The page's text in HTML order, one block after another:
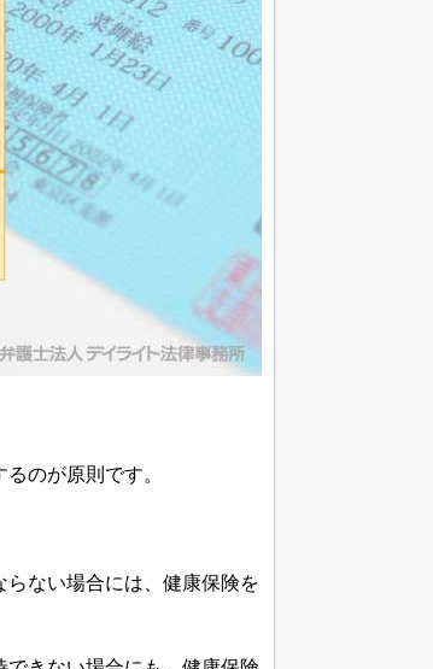
のが原則です。
ない場合には、健康保険を